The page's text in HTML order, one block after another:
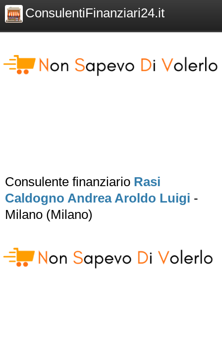
ConsulentiFinanziari24.it
Consulente finanziario Rasi
Caldogno Andrea Aroldo Luigi -
Milano (Milano)